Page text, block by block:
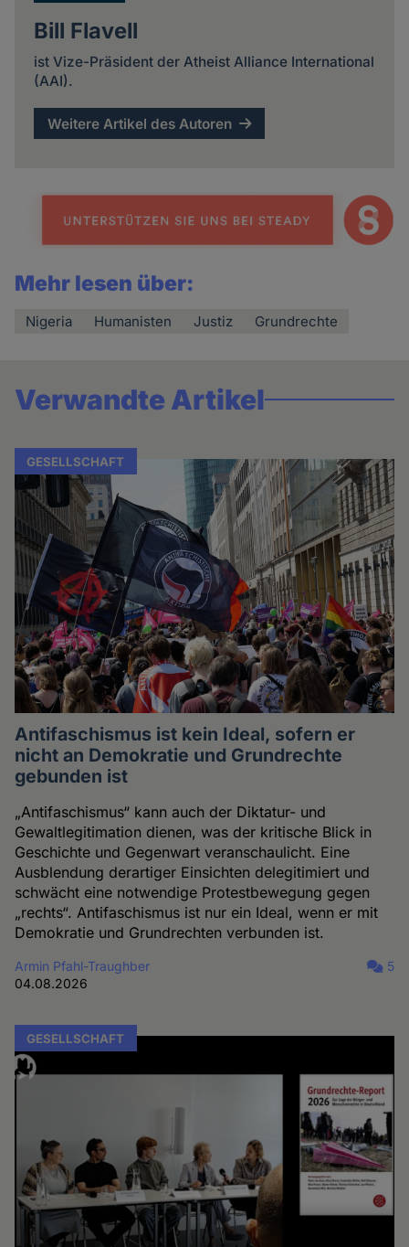
Bill Flavell
ist Vize-Präsident der Atheist Alliance International
(AAI).
Weitere Artikel des Autoren
Mehr lesen über:
Nigeria Humanisten Justiz Grundrechte
Verwandte Artikel
GESELLSCHAFT
Antifaschismus ist kein Ideal, sofern er
nicht an Demokratie und Grundrechte
gebunden ist
„Antifaschismus“ kann auch der Diktatur- und
Gewaltlegitimation dienen, was der kritische Blick in
Geschichte und Gegenwart veranschaulicht. Eine
Ausblendung derartiger Einsichten delegitimiert und
schwächt eine notwendige Protestbewegung gegen
„rechts“. Antifaschismus ist nur ein Ideal, wenn er mit
Demokratie und Grundrechten verbunden ist.
Armin Pfahl-Traughber
04.08.2026
5
GESELLSCHAFT